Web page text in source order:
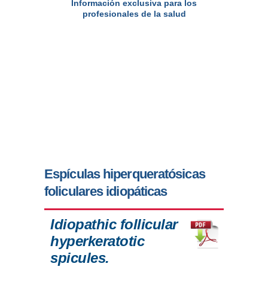
Información exclusiva para los
profesionales de la salud
Espículas hiperqueratósicas
foliculares idiopáticas
Idiopathic follicular
hyperkeratotic
spicules.